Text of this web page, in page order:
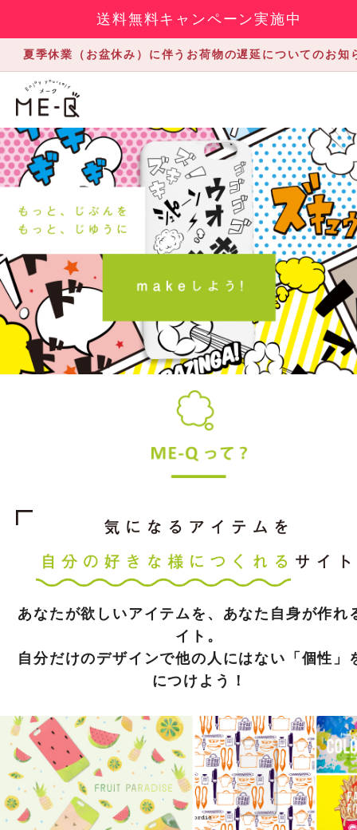
送料無料キャンペーン実施中
夏季休業（お盆休み）に伴うお荷物の遅延についてのお知
あなたが欲しいアイテムを、あなた自身が作れ
イト。
自分だけのデザインで他の人にはない「個性」
につけよう！